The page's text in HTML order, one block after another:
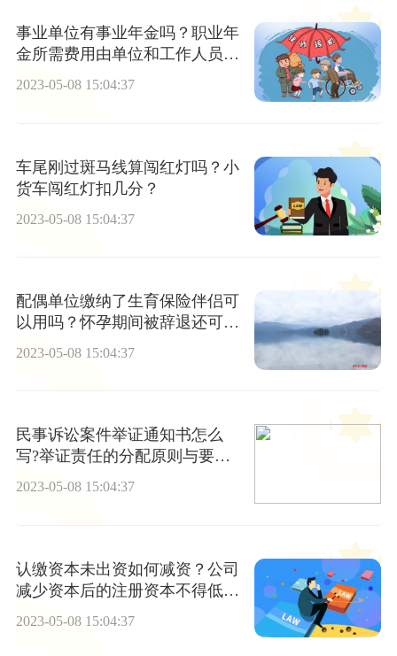
事业单位有事业年金吗？职业年
金所需费用由单位和工作人员个
人共同负担吗？
2023-05-08 15:04:37
车尾刚过斑马线算闯红灯吗？小
货车闯红灯扣几分？
2023-05-08 15:04:37
配偶单位缴纳了生育保险伴侣可
以用吗？怀孕期间被辞退还可以
2023-05-08 15:04:37
民事诉讼案件举证通知书怎么
写?举证责任的分配原则与要求
是什么?
2023-05-08 15:04:37
认缴资本未出资如何减资？公司
减少资本后的注册资本不得低于
2023-05-08 15:04:37